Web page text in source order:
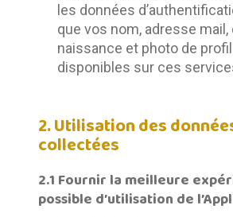
les données
que vos nom, adresse mail,
naissance et photo de profil
disponibles sur ces
2. Utilisation des
collectées
2.1 Fournir la meilleure
possible d’utilisation de